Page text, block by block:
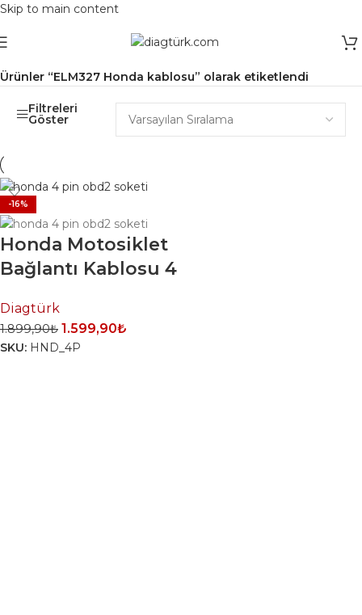
Skip to main content
Ürünler “ELM327 Honda kablosu” olarak etiketlendi
Filtreleri
Göster
-16%
Honda Motosiklet
Bağlantı Kablosu 4
Dönüştürücü
Soketi
Diagtürk
1.899,90₺ 1.599,90₺
SKU: HND_4P